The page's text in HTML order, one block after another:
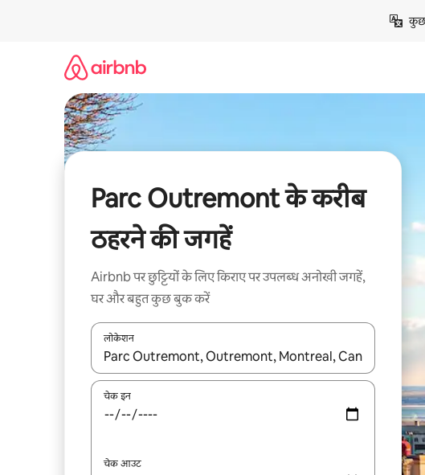
कुछ
Parc Outremont के करीब
ठहरने की जगहें
Airbnb पर छुट्टियों के लिए किराए पर उपलब्ध अनोखी जगहें,
घर और बहुत कुछ बुक करें
लोकेशन
नतीजों के उपलब्ध होने पर, अप और डाउन 'ऐरो की' का इस्तेमाल करके नेविगेट
चेक इन
चेक आउट